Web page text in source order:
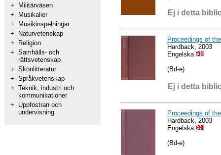
+
Militärväsen
+
Musikalier
+
Musikinspelningar
+
Naturvetenskap
+
Religion
+ Samhälls- och
rättsvetenskap
+ Skönlitteratur
+ Språkvetenskap
+ Teknik, industri och
kommunikationer
+
Uppfostran och
undervisning
Ej i detta
Proceedings of
Hardback, 2003
Engelska
(Bd-e)
Ej i detta
Proceedings of
Hardback, 2003
Engelska
(Bd-e)